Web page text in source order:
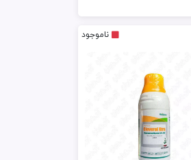
ناموجود